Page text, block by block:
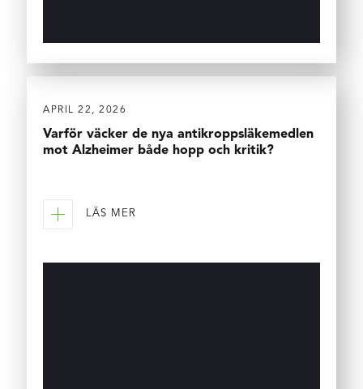
APRIL 22, 2026
Varför väcker de nya antikroppsläkemedlen
mot Alzheimer både hopp och kritik?
LÄS MER